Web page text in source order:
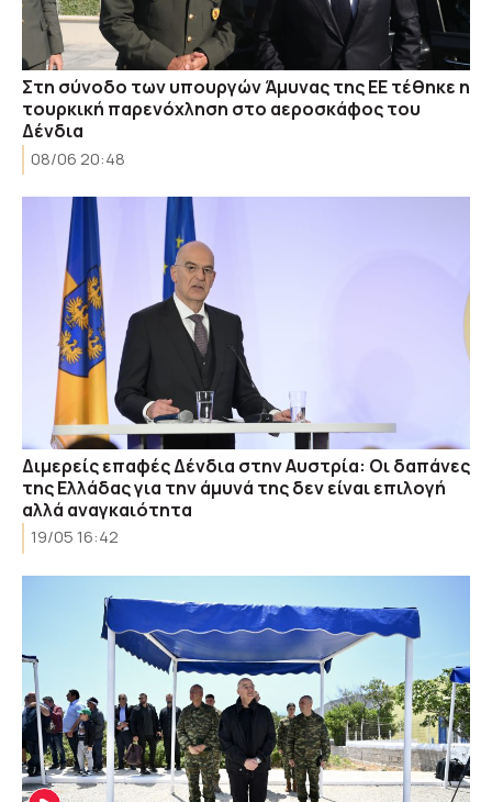
Στη σύνοδο των υπουργών Άμυνας της ΕΕ τέθηκε η
τουρκική παρενόχληση στο αεροσκάφος του
Δένδια
08/06 20:48
Διμερείς επαφές Δένδια στην Αυστρία: Οι δαπάνες
της Ελλάδας για την άμυνά της δεν είναι επιλογή
αλλά αναγκαιότητα
19/05 16:42